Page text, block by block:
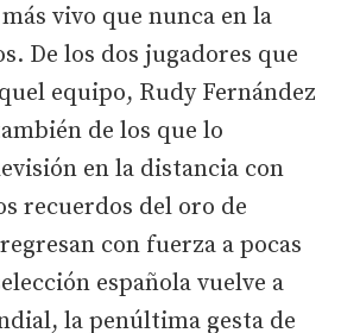
vivo que nunca en la
De los dos jugadores que
equipo, Rudy Fernández
de los que lo
en la distancia con
recuerdos del oro de
con fuerza a pocas
española vuelve a
la penúltima gesta de